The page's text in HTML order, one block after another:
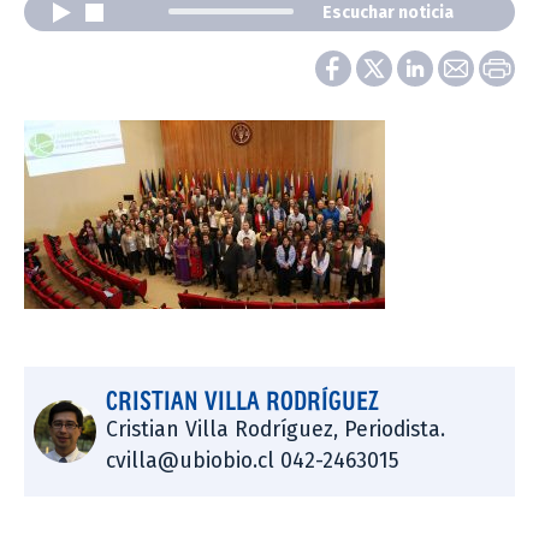
Escuchar noticia
CRISTIAN VILLA RODRÍGUEZ
Cristian Villa Rodríguez, Periodista.
cvilla@ubiobio.cl 042-2463015